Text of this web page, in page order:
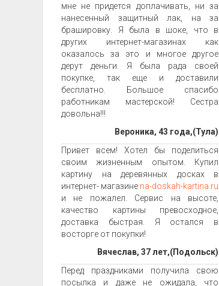
мне не придется доплачивать, ни за
нанесенный защитный лак, на за
брашировку. Я была в шоке, что в
других интернет-магазинах как
оказалось за это и многое другое
дерут деньги. Я была рада своей
покупке, так еще и доставили
бесплатно. Большое спасибо
работникам мастерской! Сестра
довольна!!!
Вероника, 43 года,(Тула)
Привет всем! Хотел бы поделиться
своим жизненным опытом. Купил
картину на деревянных досках в
интернет- магазине na-doskah-kartina.ru
и не пожалел. Сервис на высоте,
качество картины превосходное,
доставка быстрая. Я остался в
восторге от покупки!
Вячеслав, 37 лет,(Подольск)
Перед праздниками получила свою
посылка и даже не ожидала, что